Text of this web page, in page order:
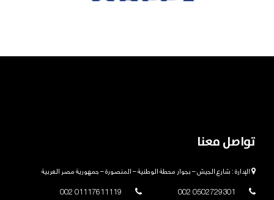
تواصل معنا
الإدارة : شارع الجيش – بجوار محطة الوطنية – المنصورة – جمهورية مصر العربية